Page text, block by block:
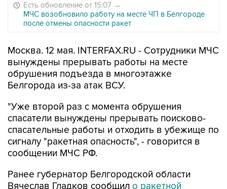
Есть обновление от 15:07 →
МЧС возобновило работу на месте ЧП в Белгороде
после отмены опасности ракет
Москва. 12 мая. INTERFAX.RU - Сотрудники МЧС
вынуждены прерывать работы на месте
обрушения подъезда в многоэтажке
Белгорода из-за атак ВСУ.
"Уже второй раз с момента обрушения
спасатели вынуждены прерывать поисково-
спасательные работы и отходить в убежище по
сигналу "ракетная опасность", - говорится в
сообщении МЧС РФ.
Ранее губернатор Белгородской области
Вячеслав Гладков сообщил о ракетной